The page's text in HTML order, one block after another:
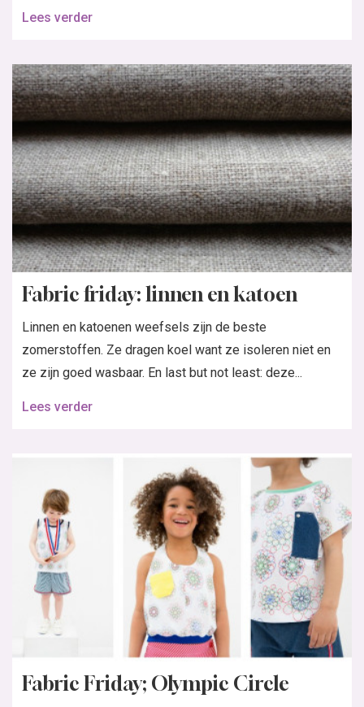
Lees verder
Fabric friday: linnen en katoen
Linnen en katoenen weefsels zijn de beste
zomerstoffen. Ze dragen koel want ze isoleren niet en
ze zijn goed wasbaar. En last but not least: deze...
Lees verder
Fabric Friday; Olympic Circle